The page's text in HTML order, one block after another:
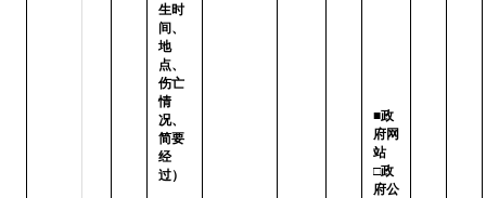
生时
间、
地
点、
伤亡
情
况、
简要
经
过）
■政
府网
站
□政
府公